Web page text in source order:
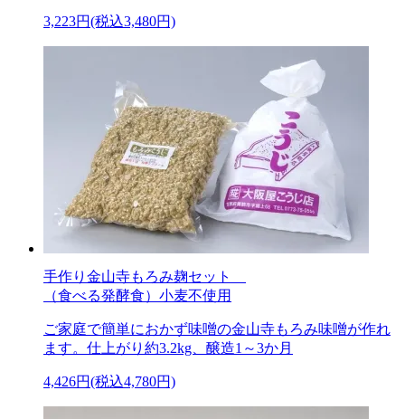
3,223円(税込3,480円)
手作り金山寺もろみ麹セット
（食べる発酵食）小麦不使用
ご家庭で簡単におかず味噌の金山寺もろみ味噌が作れ
ます。仕上がり約3.2kg、醸造1～3か月
4,426円(税込4,780円)